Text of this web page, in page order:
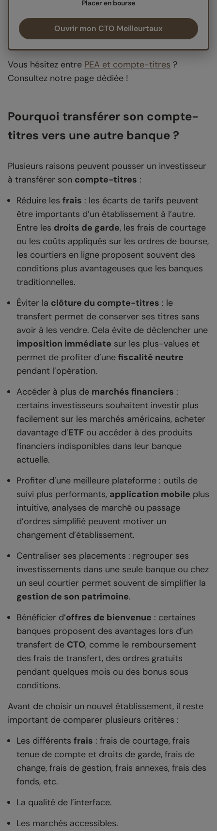
Placer en bourse
Ouvrir mon CTO Meilleurtaux
Vous hésitez entre PEA et compte-titres ?
Consultez notre page dédiée !
Pourquoi transférer son compte-
titres vers une autre banque ?
Plusieurs raisons peuvent pousser un investisseur
à transférer son compte-titres :
Réduire les frais : les écarts de tarifs peuvent
être importants d’un établissement à l’autre.
Entre les droits de garde, les frais de courtage
ou les coûts appliqués sur les ordres de bourse,
les courtiers en ligne proposent souvent des
conditions plus avantageuses que les banques
traditionnelles.
Éviter la clôture du compte-titres : le
transfert permet de conserver ses titres sans
avoir à les vendre. Cela évite de déclencher une
imposition immédiate sur les plus-values et
permet de profiter d’une fiscalité neutre
pendant l’opération.
Accéder à plus de marchés financiers :
certains investisseurs souhaitent investir plus
facilement sur les marchés américains, acheter
davantage d’ETF ou accéder à des produits
financiers indisponibles dans leur banque
actuelle.
Profiter d’une meilleure plateforme : outils de
suivi plus performants, application mobile plus
intuitive, analyses de marché ou passage
d’ordres simplifié peuvent motiver un
changement d’établissement.
Centraliser ses placements : regrouper ses
investissements dans une seule banque ou chez
un seul courtier permet souvent de simplifier la
gestion de son patrimoine.
Bénéficier d’offres de bienvenue : certaines
banques proposent des avantages lors d’un
transfert de CTO, comme le remboursement
des frais de transfert, des ordres gratuits
pendant quelques mois ou des bonus sous
conditions.
Avant de choisir un nouvel établissement, il reste
important de comparer plusieurs critères :
Les différents frais : frais de courtage, frais
tenue de compte et droits de garde, frais de
change, frais de gestion, frais annexes, frais des
fonds, etc.
La qualité de l’interface.
Les marchés accessibles.